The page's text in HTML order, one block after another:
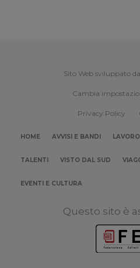
Sito Web sviluppato da
Cambia
Privacy Policy
HOME AVVISI E BANDI LAVORO
TALENTI VISTO DAL SUD
EVENTI E CULTURA
Questo sito è